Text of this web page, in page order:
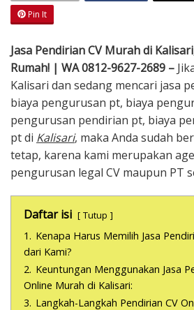
Pin It
Jasa Pendirian CV Murah di
Rumah! | WA 0812-9627-2689 –
Kalisari dan sedang mencari jasa
biaya pengurusan pt, biaya
pengurusan pendirian pt, biaya
pt di Kalisari, maka Anda sudah
tetap, karena kami merupakan
pengurusan legal CV maupun PT
Daftar isi Tutup
1. Kenapa Harus Memilih Jasa
dari Kami?
2. Keuntungan Menggunakan Jasa
Online Murah di Kalisari:
3. Langkah-Langkah Pendirian CV